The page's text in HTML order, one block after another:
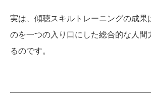
実は、傾聴スキルトレーニングの成果
のを一つの入り口にした総合的な人間
るのです。